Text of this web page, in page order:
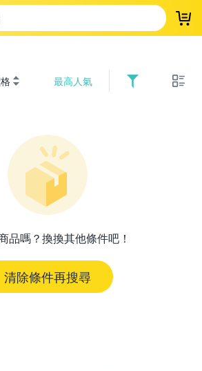
登
最高人氣
品嗎？換換其他條件吧！
清除條件再搜尋